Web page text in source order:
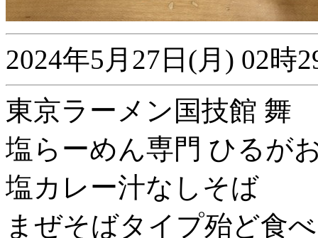
2024年5月27日(月) 02時
東京ラーメン国技館 舞
塩らーめん専門 ひるが
塩カレー汁なしそば
まぜそばタイプ殆ど食